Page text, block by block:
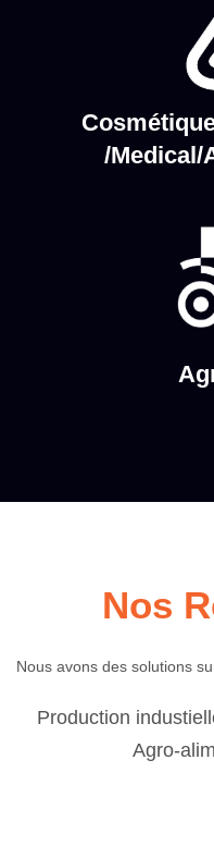
/Medical/
Nos
Nous avons des solutions
Production
Agro-